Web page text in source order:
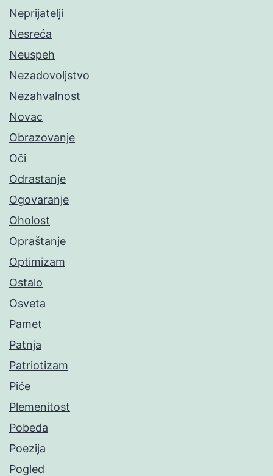
Neprijatelji
Nesreća
Neuspeh
Nezadovoljstvo
Nezahvalnost
Novac
Obrazovanje
Oči
Odrastanje
Ogovaranje
Oholost
Opraštanje
Optimizam
Ostalo
Osveta
Pamet
Patnja
Patriotizam
Piće
Plemenitost
Pobeda
Poezija
Pogled